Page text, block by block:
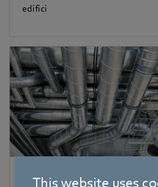
This website uses
edifici
Unità di